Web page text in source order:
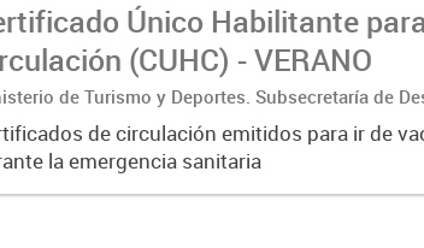
Único Habilitante
(CUHC) - VERANO
de Turismo y Deportes. Subsecretaría de
Dirección Nacional de Mercados y
de circulación emitidos para ir de
la emergencia sanitaria